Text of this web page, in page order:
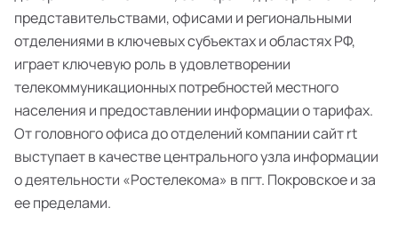
представительствами, офисами и региональными
отделениями в ключевых субъектах и областях РФ,
играет ключевую роль в удовлетворении
телекоммуникационных потребностей местного
населения и предоставлении информации о тарифах.
От головного офиса до отделений компании сайт rt
выступает в качестве центрального узла информации
о деятельности «Ростелекома» в пгт. Покровское и за
ее пределами.